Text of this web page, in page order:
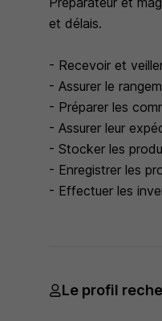
et délais.
- Recevoir et
- Assurer le
- Préparer les
- Assurer leur
- Stocker les
- Enregistrer les
- Effectuer les
Le profil